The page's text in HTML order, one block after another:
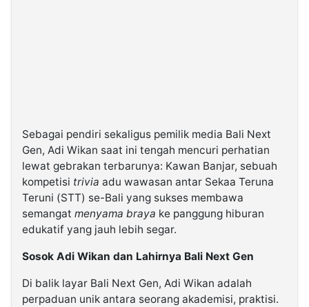
Sebagai pendiri sekaligus pemilik media Bali Next
Gen, Adi Wikan saat ini tengah mencuri perhatian
lewat gebrakan terbarunya: Kawan Banjar, sebuah
kompetisi trivia adu wawasan antar Sekaa Teruna
Teruni (STT) se-Bali yang sukses membawa
semangat menyama braya ke panggung hiburan
edukatif yang jauh lebih segar.
Sosok Adi Wikan dan Lahirnya Bali Next Gen
Di balik layar Bali Next Gen, Adi Wikan adalah
perpaduan unik antara seorang akademisi, praktisi.